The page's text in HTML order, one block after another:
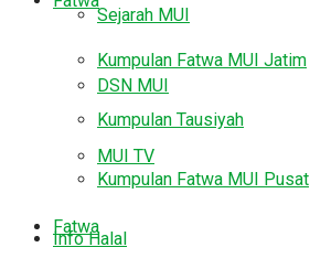
Kumpulan Fatwa MUI Jatim
Kumpulan Tausiyah
Kumpulan Fatwa MUI Pusat
Info Halal
Sejarah MUI
DSN MUI
MUI TV
Fatwa